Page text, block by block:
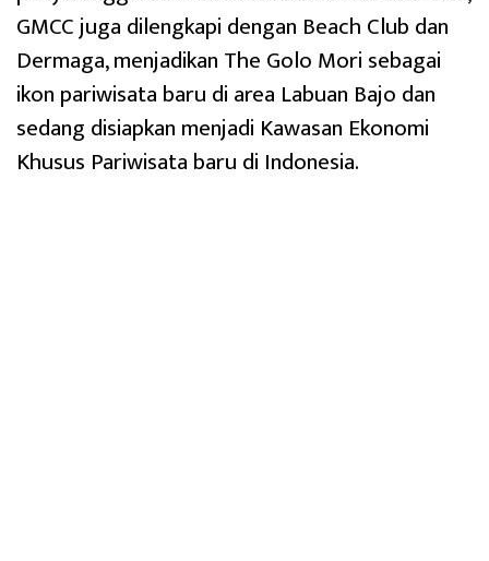
GMCC juga dilengkapi dengan Beach Club dan
Dermaga, menjadikan The Golo Mori sebagai
ikon pariwisata baru di area Labuan Bajo dan
sedang disiapkan menjadi Kawasan Ekonomi
Khusus Pariwisata baru di Indonesia.